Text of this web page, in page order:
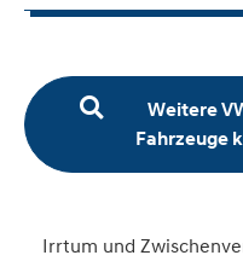
Weitere
Fahrzeuge
Irrtum und